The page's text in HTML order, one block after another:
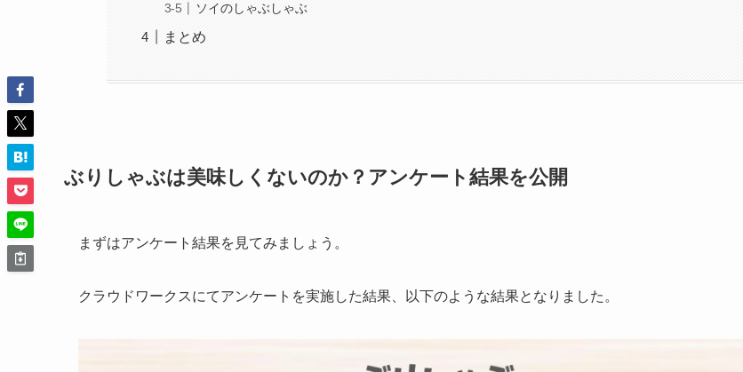
ソイのしゃぶしゃぶ
まとめ
ぶりしゃぶは美味しくないのか？アンケート結果を公開
まずはアンケート結果を見てみましょう。
クラウドワークスにてアンケートを実施した結果、以下のような結果となりました。